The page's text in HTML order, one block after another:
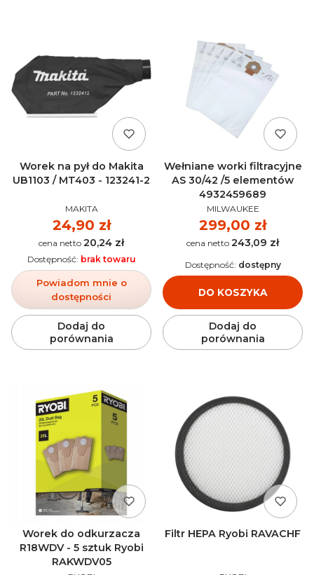
Worek na pył do Makita
UB1103 / MT403 - 123241-2
PRODUCENT
MAKITA
Cena
24,90 zł
Cena 20,24 zł
Powiadom mnie o
dostępności
Dostępność: brak towaru
Dodaj do
porównania
Wełniane worki filtracyjne
AS 30/42 /5 elementów
4932459689
PRODUCENT
MILWAUKEE
Cena
299,00 zł
Cena 243,09 zł
DO KOSZYKA
Dostępność: dostępny
Dodaj do
porównania
Worek do odkurzacza
R18WDV - 5 sztuk Ryobi
RAKWDV05
Filtr HEPA Ryobi RAVACHF